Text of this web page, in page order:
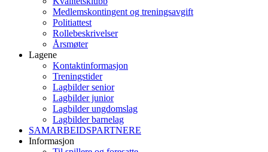
Medlemskontingent og treningsavgift
Politiattest
Rollebeskrivelser
Årsmøter
Lagene
Kontaktinformasjon
Treningstider
Lagbilder senior
Lagbilder junior
Lagbilder ungdomslag
Lagbilder barnelag
SAMARBEIDSPARTNERE
Informasjon